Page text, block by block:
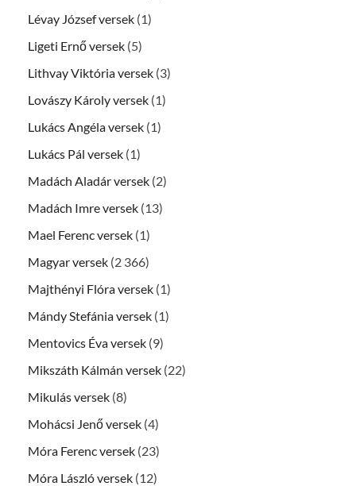
Lévay József versek (1)
Ligeti Ernő versek (5)
Lithvay Viktória versek (3)
Lovászy Károly versek (1)
Lukács Angéla versek (1)
Lukács Pál versek (1)
Madách Aladár versek (2)
Madách Imre versek (13)
Mael Ferenc versek (1)
Magyar versek (2 366)
Majthényi Flóra versek (1)
Mándy Stefánia versek (1)
Mentovics Éva versek (9)
Mikszáth Kálmán versek (22)
Mikulás versek (8)
Mohácsi Jenő versek (4)
Móra Ferenc versek (23)
Móra László versek (12)